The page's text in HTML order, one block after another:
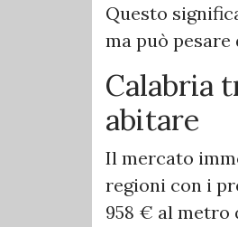
Questo
ma può
Calabria
abitare
Il mercato
regioni con i
958 € al metro